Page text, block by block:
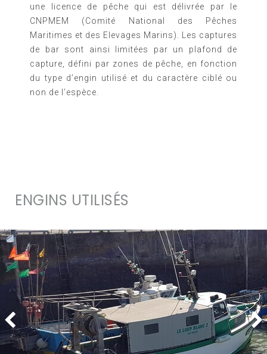
une licence de pêche qui est délivrée par le
CNPMEM (Comité National des Pêches
Maritimes et des Elevages Marins). Les captures
de bar sont ainsi limitées par un plafond de
capture, défini par zones de pêche, en fonction
du type d’engin utilisé et du caractère ciblé ou
non de l’espèce.
ENGINS UTILISÉS